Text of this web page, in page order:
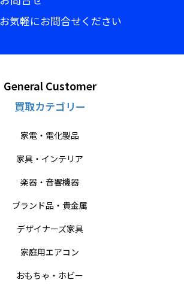
お気軽にお問合せください
General Customer
買取カテゴリー
家電・電化製品
家具・インテリア
楽器・音響機器
ブランド品・貴金属
デザイナーズ家具
家庭用エアコン
おもちゃ・ホビー